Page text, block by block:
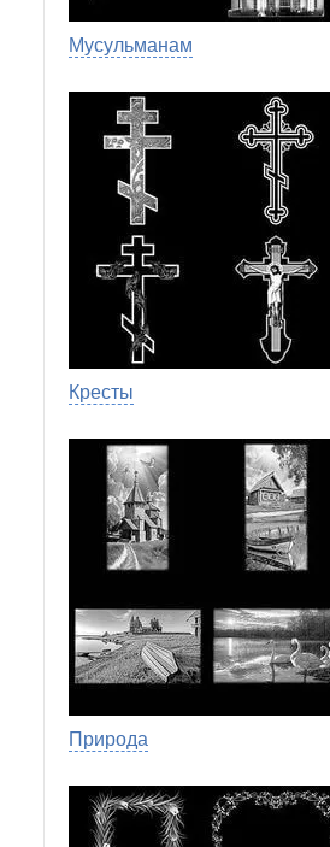
Мусульманам
Кресты
Природа